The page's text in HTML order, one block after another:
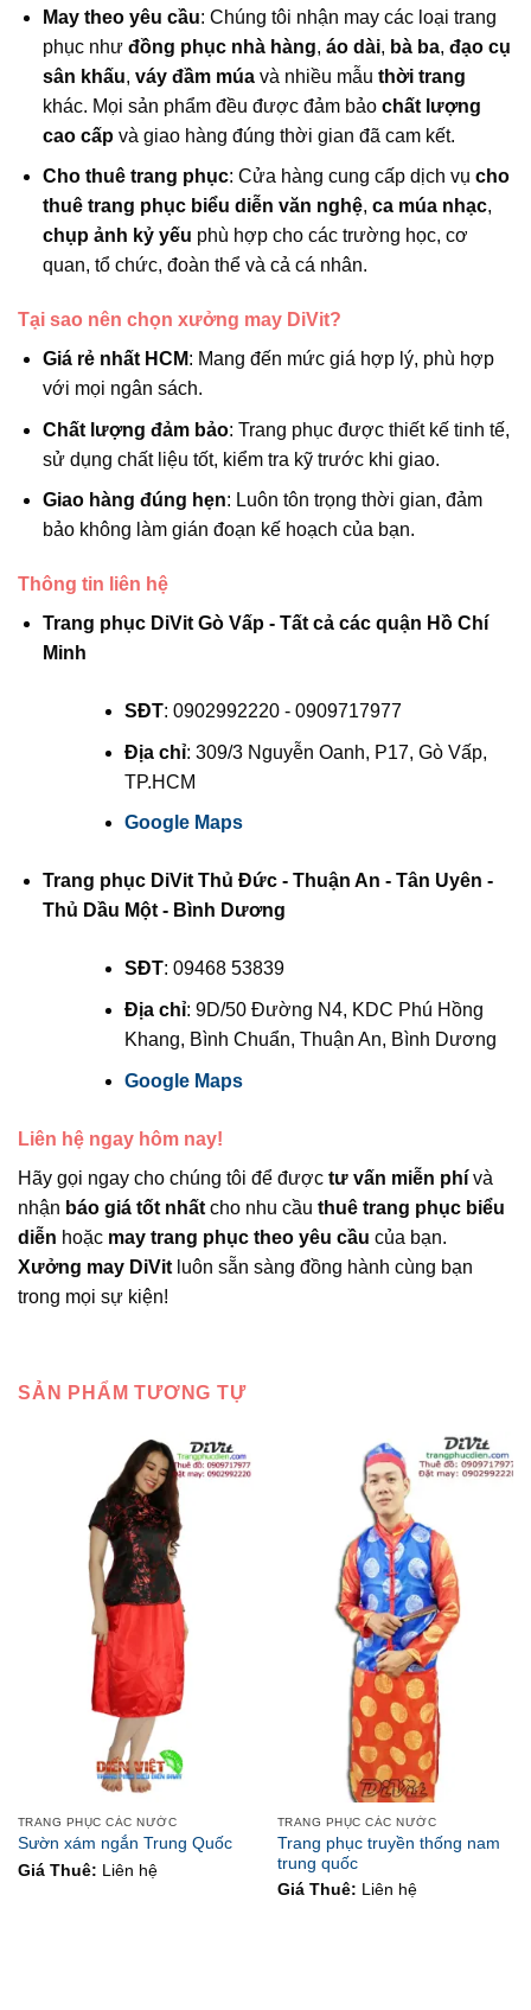
May theo yêu cầu: Chúng tôi nhận may các loại trang
phục như đồng phục nhà hàng, áo dài, bà ba, đạo cụ
sân khấu, váy đầm múavà nhiều mẫu thời trang
khác. Mọi sản phẩm đều được đảm bảo chất lượng
cao cấpvà giao hàng đúng thời gian đã cam kết.
Cho thuê trang phục: Cửa hàng cung cấp dịch vụ cho
thuê trang phục biểu diễn văn nghệ, ca múa nhạc,
chụp ảnh kỷ yếu phù hợp cho các trường học, cơ
quan, tổ chức, đoàn thể và cả cá nhân.
Tại sao nên chọn xưởng may DiVit?
Giá rẻ nhất HCM: Mang đến mức giá hợp lý, phù hợp
với mọi ngân sách.
Chất lượng đảm bảo: Trang phục được thiết kế tinh tế,
sử dụng chất liệu tốt, kiểm tra kỹ trước khi giao.
Giao hàng đúng hẹn: Luôn tôn trọng thời gian, đảm
bảo không làm gián đoạn kế hoạch của bạn.
Thông tin liên hệ
Trang phục DiVit Gò Vấp - Tất cả các quận Hồ Chí
Minh
SĐT: 0902992220 - 0909717977
Địa chỉ: 309/3 Nguyễn Oanh, P17, Gò Vấp,
TP.HCM
Google Maps
Trang phục DiVit Thủ Đức - Thuận An - Tân Uyên -
Thủ Dầu Một - Bình Dương
SĐT: 09468 53839
Địa chỉ: 9D/50 Đường N4, KDC Phú Hồng
Khang, Bình Chuẩn, Thuận An, Bình Dương
Google Maps
Liên hệ ngay hôm nay!
Hãy gọi ngay cho chúng tôi để được tư vấn miễn phí và
nhận báo giá tốt nhất cho nhu cầu thuê trang phục biểu
diễn hoặc may trang phục theo yêu cầu của bạn.
Xưởng may DiVit luôn sẵn sàng đồng hành cùng bạn
trong mọi sự kiện!
SẢN PHẨM TƯƠNG TỰ
TRANG PHỤC CÁC NƯỚC
Sườn xám ngắn Trung Quốc
Giá Thuê: Liên hệ
TRANG PHỤC CÁC NƯỚC
Trang phục truyền thống nam
trung quốc
Giá Thuê: Liên hệ